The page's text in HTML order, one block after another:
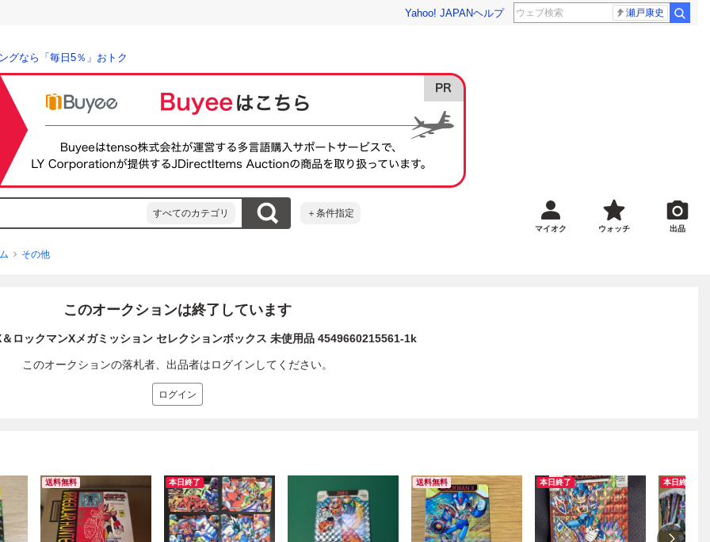
Yahoo! JAPANヘルプ 瀬戸康史
グなら「毎日5％」おトク
すべてのカテゴリ ＋条件指定
マイオク ウォッチ 出品
その他
このオークションは終了しています
ロックマンXメガミッション セレクションボックス 未使用品 4549660215561-1k
このオークションの落札者、出品者はログインしてください。
ログイン
送料無料 本日終了 送料無料 本日終了 本日終了